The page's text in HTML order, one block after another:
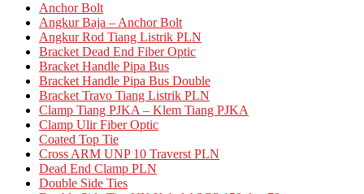
Anchor Bolt
Angkur Baja – Anchor Bolt
Angkur Rod Tiang Listrik PLN
Bracket Dead End Fiber Optic
Bracket Handle Pipa Bus
Bracket Handle Pipa Bus Double
Bracket Travo Tiang Listrik PLN
Clamp Tiang PJKA – Klem Tiang PJKA
Clamp Ulir Fiber Optic
Coated Top Tie
Cross ARM UNP 10 Traverst PLN
Dead End Clamp PLN
Double Side Ties